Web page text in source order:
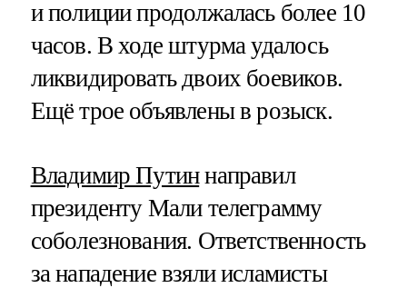
и полиции продолжалась более 10
часов. В ходе штурма удалось
ликвидировать двоих боевиков.
Ещё трое объявлены в розыск.
Владимир Путиннаправил
президенту Мали телеграмму
соболезнования. Ответственность
за нападение взяли исламисты